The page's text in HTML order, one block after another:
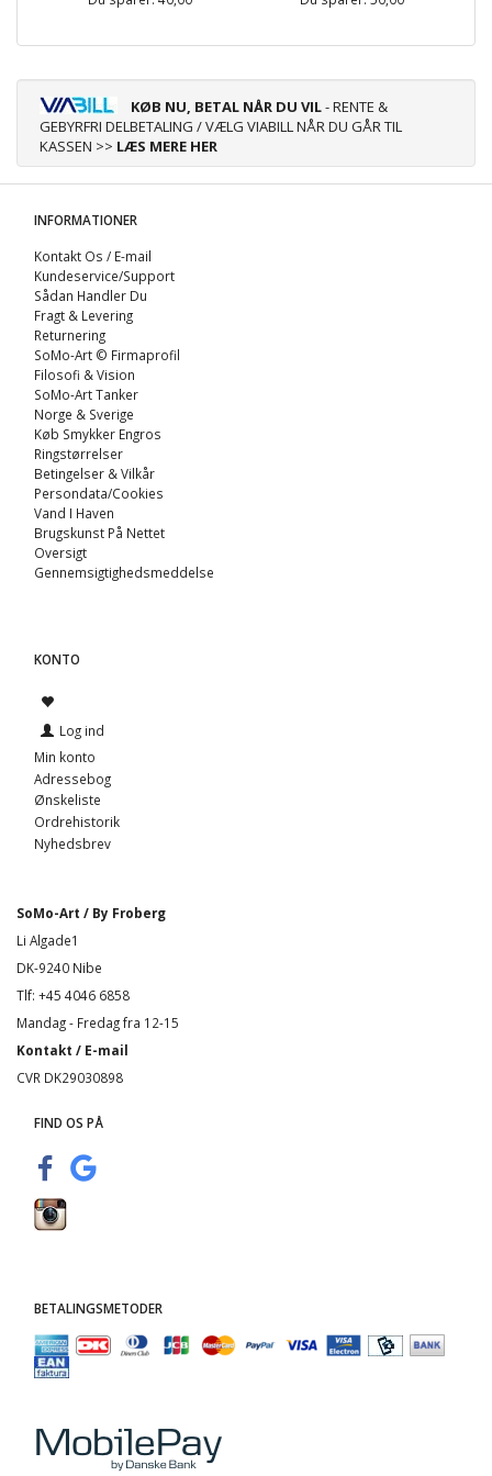
KØB NU, BETAL NÅR DU VIL- RENTE &
GEBYRFRI DELBETALING / VÆLG VIABILL NÅR DU GÅR TIL
KASSEN >> LÆS MERE HER
INFORMATIONER
Kontakt Os / E-mail
Kundeservice/Support
Sådan Handler Du
Fragt & Levering
Returnering
SoMo-Art © Firmaprofil
Filosofi & Vision
SoMo-Art Tanker
Norge & Sverige
Køb Smykker Engros
Ringstørrelser
Betingelser & Vilkår
Persondata/Cookies
Vand I Haven
Brugskunst På Nettet
Oversigt
Gennemsigtighedsmeddelse
KONTO
Log ind
Min konto
Adressebog
Ønskeliste
Ordrehistorik
Nyhedsbrev
SoMo-Art / By Froberg
Li Algade1
DK-9240 Nibe
Tlf: +45 4046 6858
Mandag - Fredag fra 12-15
Kontakt / E-mail
CVR DK29030898
FIND OS PÅ
BETALINGSMETODER